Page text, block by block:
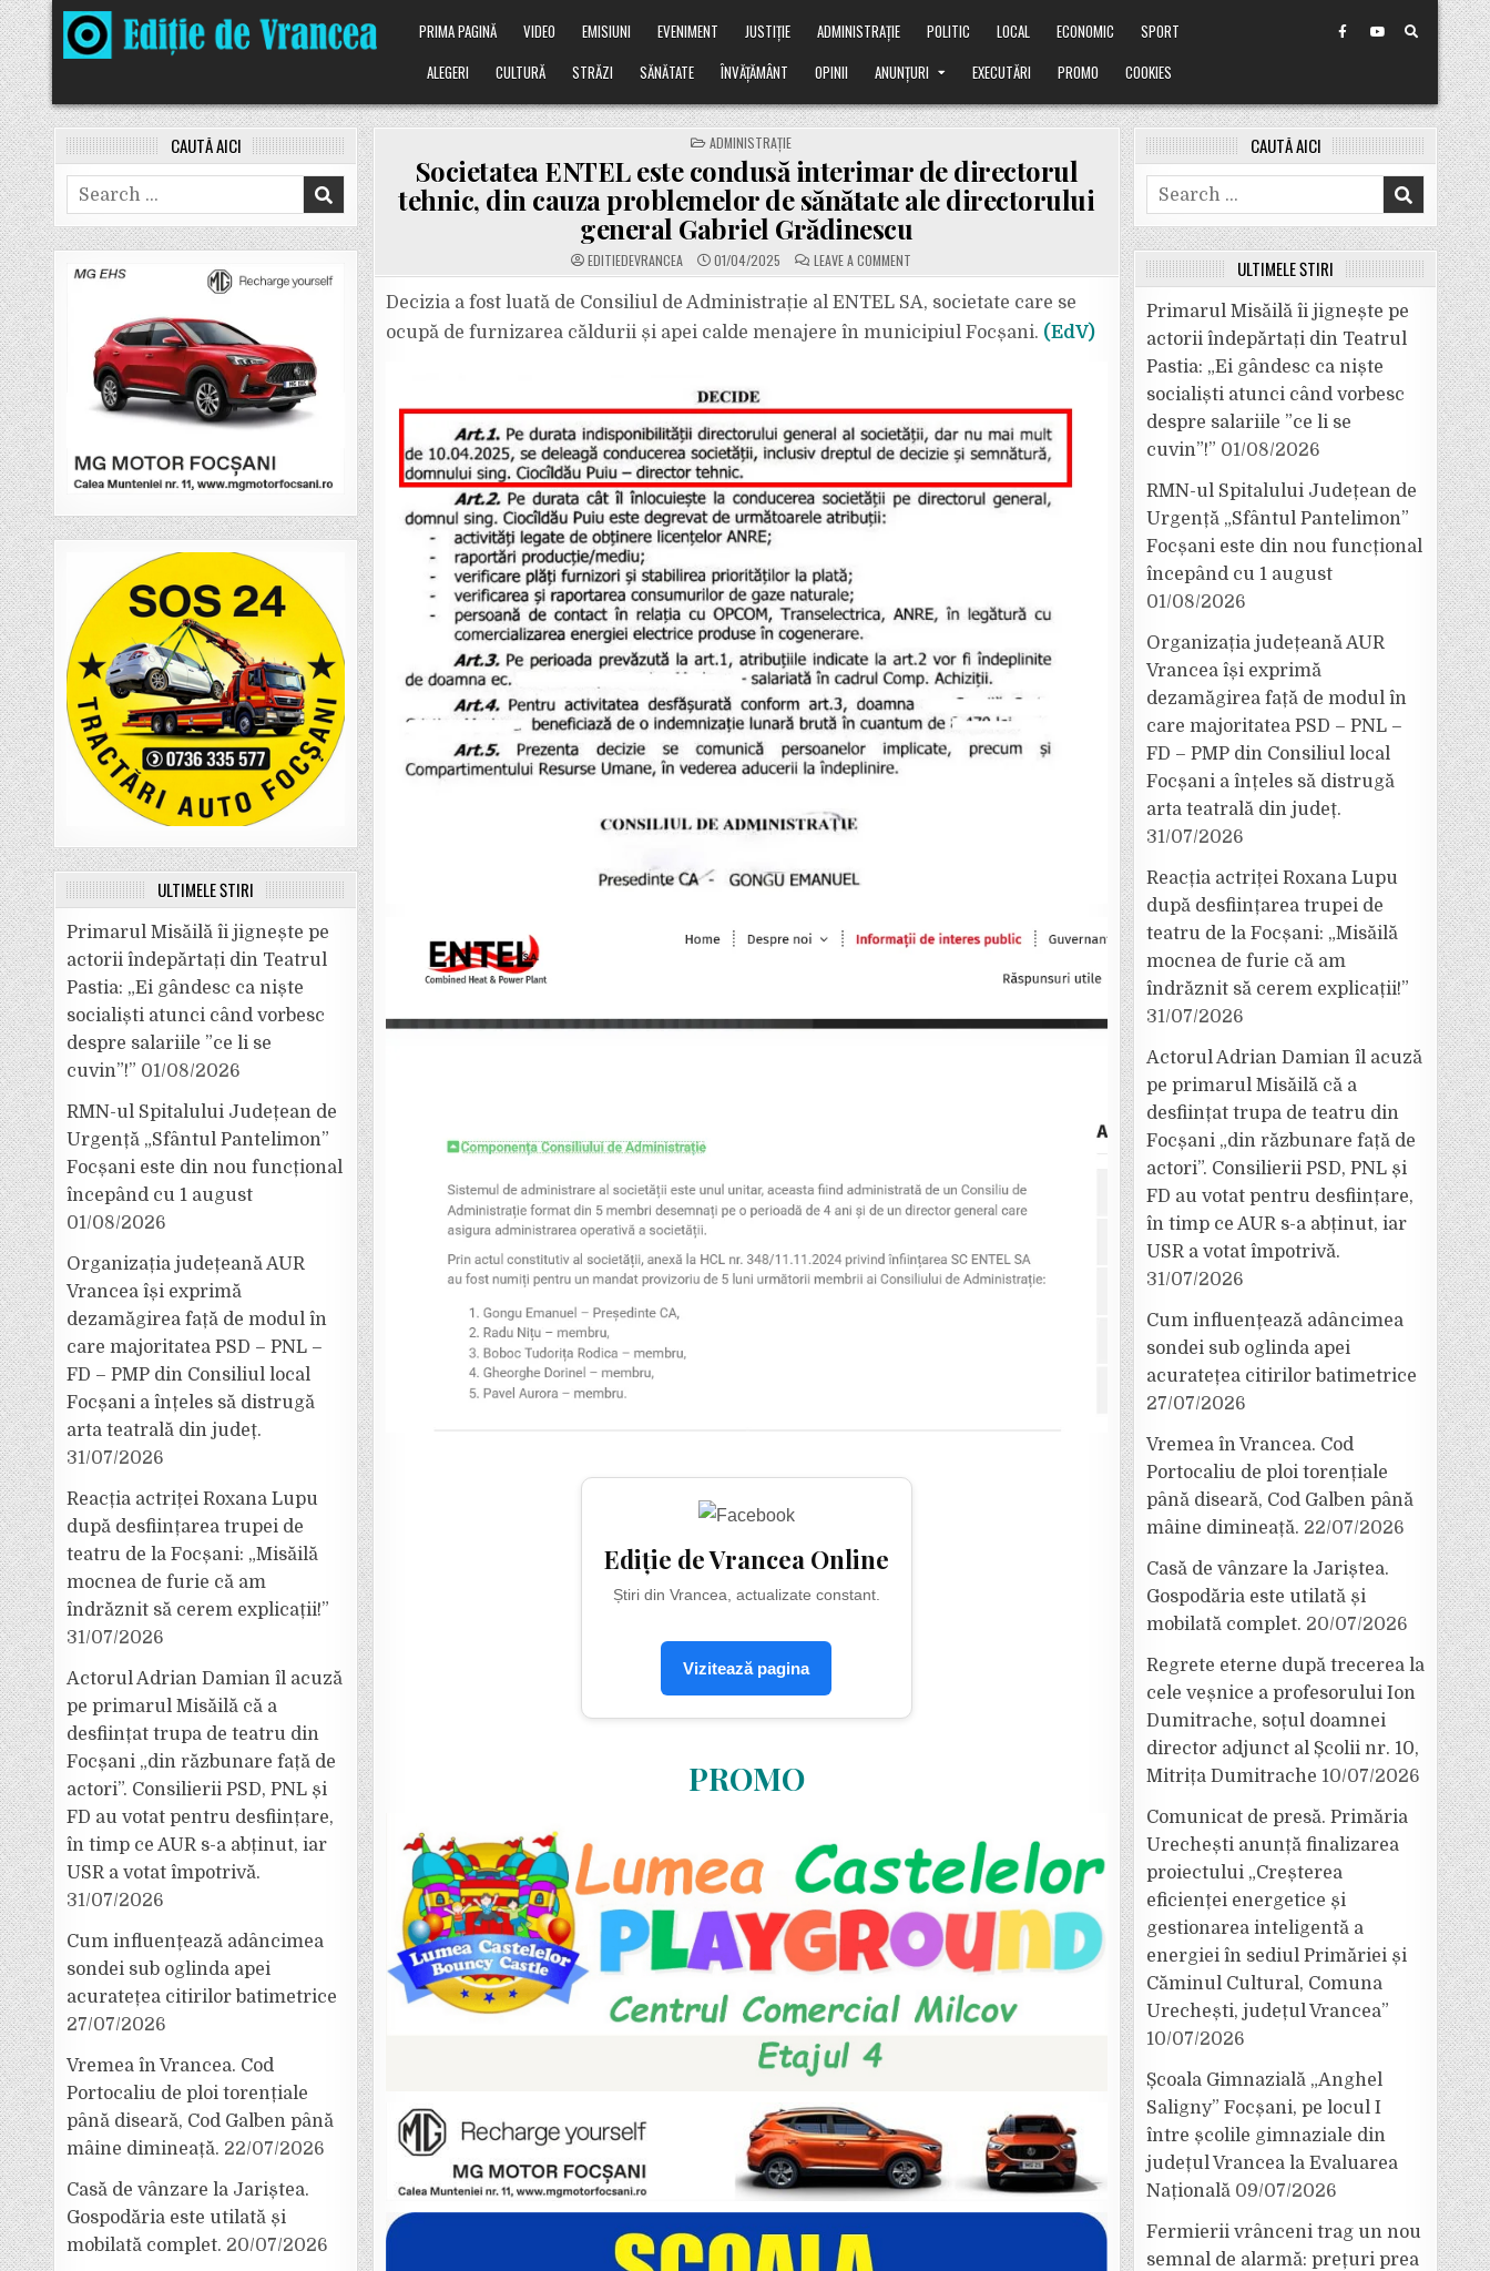
Skip
to
content
PRIMA PAGINĂ VIDEO EMISIUNI EVENIMENT JUSTIȚIE ADMINISTRAȚIE POLITIC LOCAL ECONOMIC
SPORT
ALEGERI
CULTURĂ STRĂZI SĂNĂTATE ÎNVĂȚĂMÂNT OPINII ANUNȚURI EXECUTĂRI PROMO COOKIES
POSTED
IN
ADMINISTRAȚIE
Societatea ENTEL este condusă interimar de directorul
tehnic, din cauza problemelor de sănătate ale directorului
general Gabriel Grădinescu
EDITIEDEVRANCEA 01/04/2025 LEAVE A COMMENTON
SOCIETATEA
ESTE
CONDUSĂ
INTERIMAR
DE
PROBLEMELOR
DE
SĂNĂTATE
ALE
DIRECTORULUI
GABRIEL
GRĂDINESCU
Decizia a fost luată de Consiliul de Administrație al ENTEL SA, societate care se
ocupă de furnizarea căldurii și apei calde menajere în municipiul Focșani. (EdV)
Ediție de Vrancea Online
Știri din Vrancea, actualizate constant.
Vizitează pagina
PROMO
CAUTĂ AICI
Search
for:
ULTIMELE ȘTIRI
Primarul Misăilă îi jignește pe
actorii îndepărtați din Teatrul
Pastia: „Ei gândesc ca niște
socialiști atunci când vorbesc
despre salariile ”ce li se
cuvin”!” 01/08/2026
RMN-ul Spitalului Județean de
Urgență „Sfântul Pantelimon”
Focșani este din nou funcțional
începând cu 1 august
01/08/2026
Organizația județeană AUR
Vrancea își exprimă
dezamăgirea față de modul în
care majoritatea PSD – PNL –
FD – PMP din Consiliul local
Focșani a înțeles să distrugă
arta teatrală din județ.
31/07/2026
Reacția actriței Roxana Lupu
după desființarea trupei de
teatru de la Focșani: „Misăilă
mocnea de furie că am
îndrăznit să cerem explicații!”
31/07/2026
Actorul Adrian Damian îl acuză
pe primarul Misăilă că a
desființat trupa de teatru din
Focșani „din răzbunare față de
actori”. Consilierii PSD, PNL și
FD au votat pentru desființare,
în timp ce AUR s-a abținut, iar
USR a votat împotrivă.
31/07/2026
Cum influențează adâncimea
sondei sub oglinda apei
acuratețea citirilor batimetrice
27/07/2026
Vremea în Vrancea. Cod
Portocaliu de ploi torențiale
până diseară, Cod Galben până
mâine dimineață. 22/07/2026
Casă de vânzare la Jariștea.
Gospodăria este utilată și
mobilată complet. 20/07/2026
CAUTĂ AICI
Search
for:
ULTIMELE ȘTIRI
Primarul Misăilă îi jignește pe
actorii îndepărtați din Teatrul
Pastia: „Ei gândesc ca niște
socialiști atunci când vorbesc
despre salariile ”ce li se
cuvin”!” 01/08/2026
RMN-ul Spitalului Județean de
Urgență „Sfântul Pantelimon”
Focșani este din nou funcțional
începând cu 1 august
01/08/2026
Organizația județeană AUR
Vrancea își exprimă
dezamăgirea față de modul în
care majoritatea PSD – PNL –
FD – PMP din Consiliul local
Focșani a înțeles să distrugă
arta teatrală din județ.
31/07/2026
Reacția actriței Roxana Lupu
după desființarea trupei de
teatru de la Focșani: „Misăilă
mocnea de furie că am
îndrăznit să cerem explicații!”
31/07/2026
Actorul Adrian Damian îl acuză
pe primarul Misăilă că a
desființat trupa de teatru din
Focșani „din răzbunare față de
actori”. Consilierii PSD, PNL și
FD au votat pentru desființare,
în timp ce AUR s-a abținut, iar
USR a votat împotrivă.
31/07/2026
Cum influențează adâncimea
sondei sub oglinda apei
acuratețea citirilor batimetrice
27/07/2026
Vremea în Vrancea. Cod
Portocaliu de ploi torențiale
până diseară, Cod Galben până
mâine dimineață. 22/07/2026
Casă de vânzare la Jariștea.
Gospodăria este utilată și
mobilată complet. 20/07/2026
Regrete eterne după trecerea la
cele veșnice a profesorului Ion
Dumitrache, soțul doamnei
director adjunct al Școlii nr. 10,
Mitrița Dumitrache 10/07/2026
Comunicat de presă. Primăria
Urechești anunță finalizarea
proiectului „Creșterea
eficienței energetice și
gestionarea inteligentă a
energiei în sediul Primăriei și
Căminul Cultural, Comuna
Urechești, județul Vrancea”
10/07/2026
Școala Gimnazială „Anghel
Saligny” Focșani, pe locul I
între școlile gimnaziale din
județul Vrancea la Evaluarea
Națională 09/07/2026
Fermierii vrânceni trag un nou
semnal de alarmă: prețuri prea